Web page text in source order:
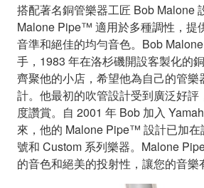
搭配著名銅管樂器工匠 Bob Malone
Malone Pipe™ 適用於多種調性，提
音準和絕佳的均勻音色。Bob
手，1983 年在洛杉磯開設客製化的
齊聚他的小店，希望他為自己的管樂
計。他最初的吹管設計受到廣泛好評
度讚賞。自 2001 年 Bob 加入
來，他的 Malone Pipe™ 設計已加在
號和 Custom 系列樂器。Malone
的音色和絕美的投射性，讓您的音樂